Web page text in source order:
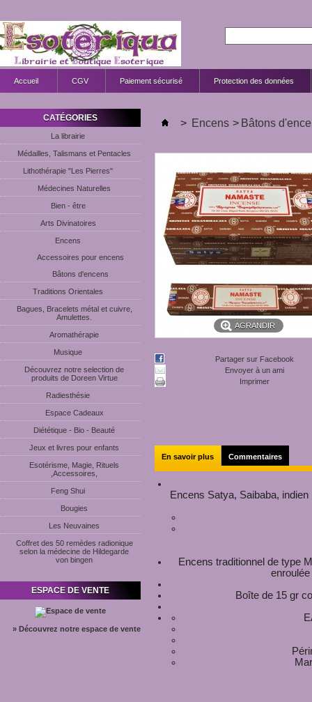
Accueil CGV Paiement sécurisé Protection des données
CATÉGORIES
La librairie
Médailles, Talismans et Pentacles
Lithothérapie "Les Pierres"
Médecines Naturelles
Bien - être
Arts Divinatoires
Encens
Accessoires pour encens
Bâtons d'encens
Traditions Orientales
Bagues, Bracelets métal et cuivre,
Amulettes.
Aromathérapie
Musique
Découvrez notre selection de
produits de Doreen Virtue
Radiesthésie
Espace Cadeaux
Diététique - Bio - Beauté
Jeux et livres pour enfants
Esotérisme, Magie, Rituels
,Accessoires,
Feng Shui
Bougies
Les Neuvaines
Coffret des 50 remèdes radionique
selon la médecine de Hildegarde
von bingen
ESPACE DE VENTE
» Découvrez notre espace de vente
> Encens > Bâtons
AGRANDIR
Partager sur Facebook
Envoyer à un ami
Imprimer
En savoir plus Commentaires
Encens Satya, Saibaba,
Encens traditionnel de type
Boîte de 15 gr